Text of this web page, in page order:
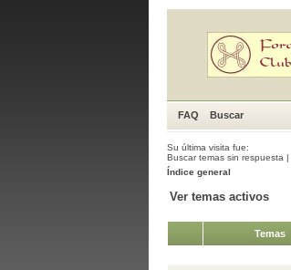
FAQ Buscar
Su última visita fue:
Buscar temas sin respuesta |
Índice general
Ver temas activos
Temas